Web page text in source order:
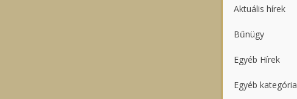
Aktuális hírek
Bűnügy
Egyéb Hírek
Egyéb kategória